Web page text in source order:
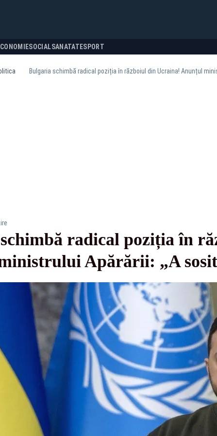
SOCIALSANATATESPORT
Bulgaria schimbă radical poziția în războiul din Ucraina! Anunțul
radical poziția în
Apărării: „A